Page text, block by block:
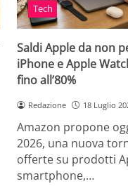
Tech
Saldi Apple da non
iPhone e Apple
fino all’80%
Redazione 18 Luglio
Amazon propone
2026, una nuova
offerte su prodotti
smartphone,…